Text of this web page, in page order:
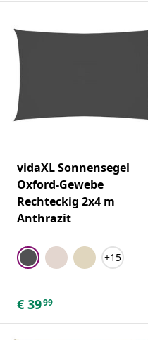
vidaXL Sonnensegel
Oxford-Gewebe
Rechteckig 2x4 m
Anthrazit
+15
€ 3999